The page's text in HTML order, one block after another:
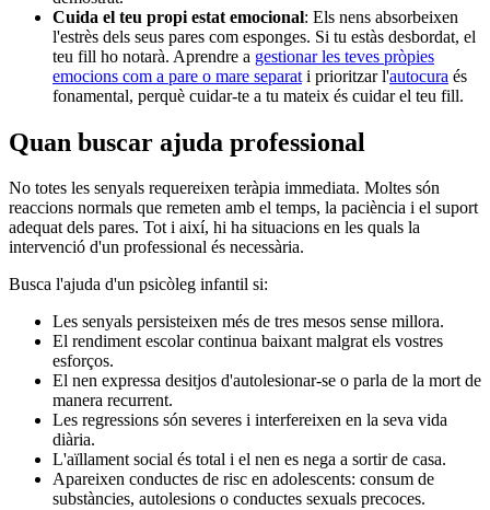
Cuida el teu propi estat emocional: Els nens absorbeixen
l'estrès dels seus pares com esponges. Si tu estàs desbordat, el
teu fill ho notarà. Aprendre a gestionar les teves pròpies
emocions com a pare o mare separat i prioritzar l'autocura és
fonamental, perquè cuidar-te a tu mateix és cuidar el teu fill.
Quan buscar ajuda professional
No totes les senyals requereixen teràpia immediata. Moltes són
reaccions normals que remeten amb el temps, la paciència i el suport
adequat dels pares. Tot i així, hi ha situacions en les quals la
intervenció d'un professional és necessària.
Busca l'ajuda d'un psicòleg infantil si:
Les senyals persisteixen més de tres mesos sense millora.
El rendiment escolar continua baixant malgrat els vostres
esforços.
El nen expressa desitjos d'autolesionar-se o parla de la mort de
manera recurrent.
Les regressions són severes i interfereixen en la seva vida
diària.
L'aïllament social és total i el nen es nega a sortir de casa.
Apareixen conductes de risc en adolescents: consum de
substàncies, autolesions o conductes sexuals precoces.